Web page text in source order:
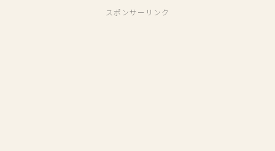
スポンサーリンク